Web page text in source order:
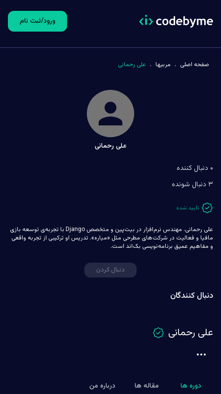
ورود/ثبت نام
صفحه اصلی . مربیها . علی رحمانی
علی رحمانی
دوره ها مقاله ها درباره من
علی رحمانی
۰ دنبال کننده
۳ دنبال شونده
تایید شده
علی رحمانی، مهندس نرم‌افزار در بیت‌پین و متخصص Django با تجربه‌ی توسعه بازی
مافیا و فعالیت در شرکت‌های مطرحی مثل «میاره». تدریس او ترکیبی از تجربه واقعی
و مفاهیم عمیق برنامه‌نویسی بک‌اند است.
دنبال کردن
دنبال کنندگان